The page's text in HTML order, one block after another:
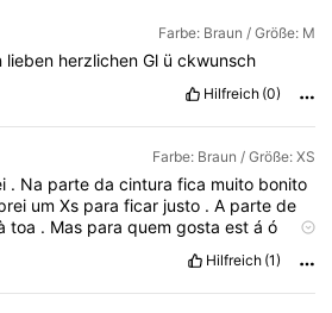
Farbe: Braun / Größe: M
lieben herzlichenGl ückwunsch
Hilfreich (0)
Farbe: Braun / Größe: XS
. Na parte da cintura fica muito bonito
umXs paraficar justo .A partede
toa . Mas paraquemgostaestáó
Hilfreich (1)